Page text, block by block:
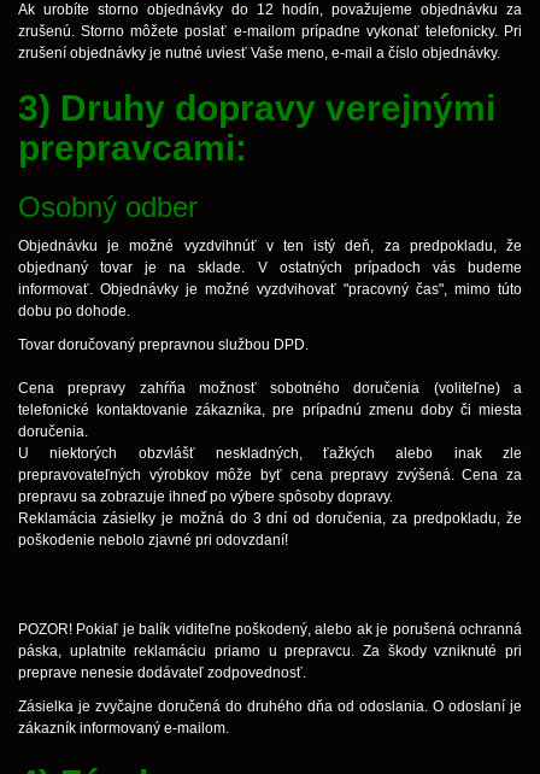
Ak urobíte storno objednávky do 12 hodín, považujeme objednávku za
zrušenú. Storno môžete poslať e-mailom prípadne vykonať telefonicky. Pri
zrušení objednávky je nutné uviesť Vaše meno, e-mail a číslo objednávky.
3) Druhy dopravy verejnými
prepravcami:
Osobný odber
Objednávku je možné vyzdvihnúť v ten istý deň, za predpokladu, že
objednaný tovar je na sklade. V ostatných prípadoch vás budeme
informovať. Objednávky je možné vyzdvihovať "pracovný čas", mimo túto
dobu po dohode.
Tovar doručovaný prepravnou službou DPD.
Cena prepravy zahŕňa možnosť sobotného doručenia (voliteľne) a
telefonické kontaktovanie zákazníka, pre prípadnú zmenu doby či miesta
doručenia.
U niektorých obzvlášť neskladných, ťažkých alebo inak zle
prepravovateľných výrobkov môže byť cena prepravy zvýšená. Cena za
prepravu sa zobrazuje ihneď po výbere spôsoby dopravy.
Reklamácia zásielky je možná do 3 dní od doručenia, za predpokladu, že
poškodenie nebolo zjavné pri odovzdaní!
POZOR! Pokiaľ je balík viditeľne poškodený, alebo ak je porušená ochranná
páska, uplatnite reklamáciu priamo u prepravcu. Za škody vzniknuté pri
preprave nenesie dodávateľ zodpovednosť.
Zásielka je zvyčajne doručená do druhého dňa od odoslania. O odoslaní je
zákazník informovaný e-mailom.